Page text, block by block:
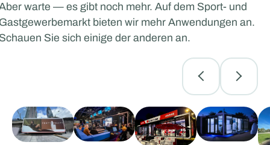
warte — es gibt noch mehr. Auf dem Sport- und
bieten wir mehr Anwendungen an.
Sie sich einige der anderen an.